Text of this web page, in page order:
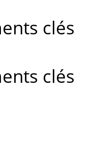
clés
clés